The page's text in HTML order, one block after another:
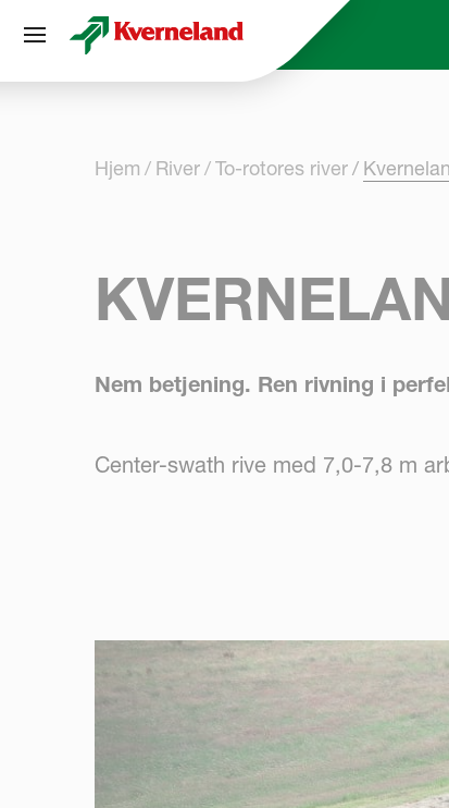
Hjem River To-rotores river
Nem betjening. Ren rivning i
Center-swath rive med 7,0-7,8 m
CCookie-styringspanel